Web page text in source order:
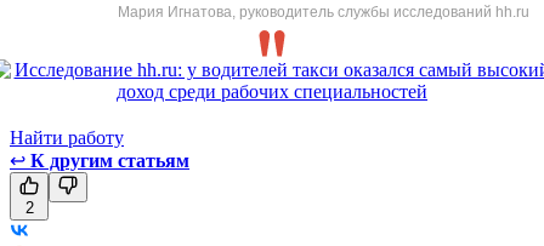
Мария Игнатова, руководитель службы исследований hh.ru
Найти работу
↩ К другим статьям
2